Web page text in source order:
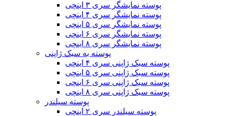
پوسته نمایشگر سری ۳ اینچی
پوسته نمایشگر سری ۴ اینچی
پوسته نمایشگر سری ۵ اینچی
پوسته نمایشگر سری ۶ اینچی
پوسته نمایشگر سری ۸ اینچی
پوسته به سبک ژاپنی
پوسته سبک ژاپنی سری ۴ اینچی
پوسته سبک ژاپنی سری ۵ اینچی
پوسته سبک ژاپنی سری ۶ اینچی
پوسته سبک ژاپنی سری ۸ اینچی
پوسته سیلندر
پوسته سیلندر سری ۲ اینچی